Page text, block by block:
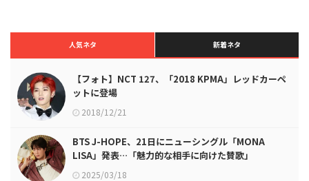
人気ネタ 新着ネタ
【フォト】NCT 127、「2018 KPMA」レッドカーペ
ットに登場
2018/12/21
BTS J-HOPE、21日にニューシングル「MONA
LISA」発表…「魅力的な相手に向けた賛歌」
2025/03/18